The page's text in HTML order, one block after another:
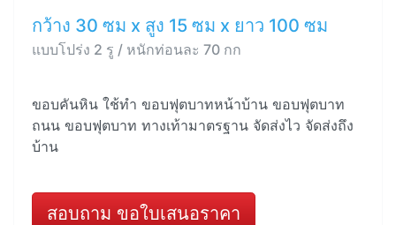
กว้าง 30 ซม x สูง 15 ซม x ยาว 100 ซม
แบบโปร่ง 2 รู / หนักท่อนละ 70 กก
ขอบคันหิน ใช้ทำ ขอบฟุตบาทหน้าบ้าน ขอบฟุตบาท
ถนน ขอบฟุตบาท ทางเท้ามาตรฐาน จัดส่งไว จัดส่งถึง
บ้าน
สอบถาม ขอใบเสนอราคา